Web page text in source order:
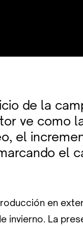
de la
ve como
el
el
en
invierno. La